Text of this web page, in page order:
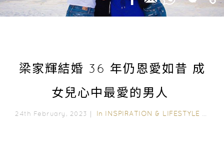
梁家輝結婚 36 年仍恩愛如昔 成
女兒心中最愛的男人
24th February, 2023｜ In INSPIRATION & LIFESTYLE